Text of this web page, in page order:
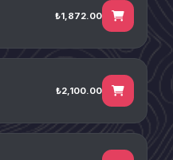
₺1,872.00
₺2,100.00